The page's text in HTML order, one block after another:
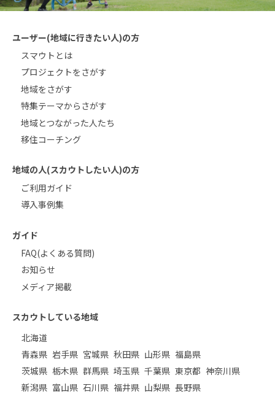
ユーザー(地域に行きたい人)の方
スマウトとは
プロジェクトをさがす
地域をさがす
特集テーマからさがす
地域とつながった人たち
移住コーチング
地域の人(スカウトしたい人)の方
ご利用ガイド
導入事例集
ガイド
FAQ(よくある質問)
お知らせ
メディア掲載
スカウトしている地域
北海道
青森県 岩手県 宮城県 秋田県 山形県 福島県
茨城県 栃木県 群馬県 埼玉県 千葉県 東京都 神奈川県
新潟県 富山県 石川県 福井県 山梨県 長野県